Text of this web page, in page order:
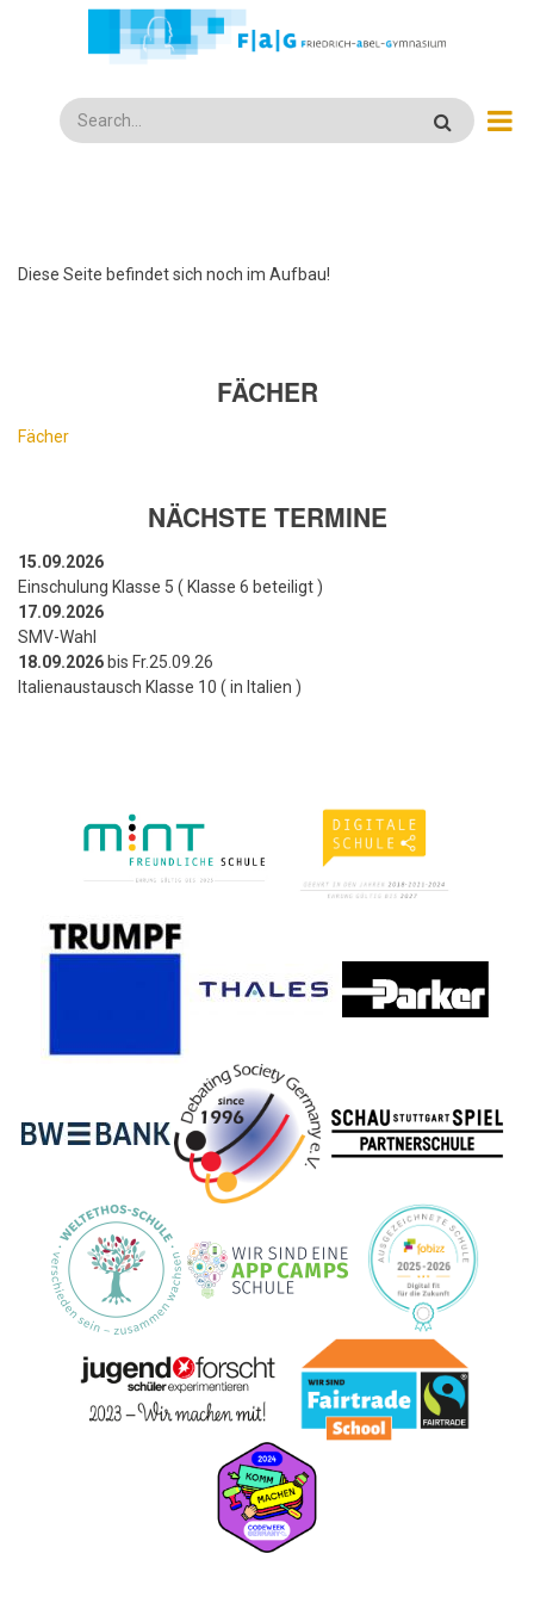
Search
Diese Seite befindet sich noch im Aufbau!
FÄCHER
Fächer
NÄCHSTE TERMINE
15.09.2026
Einschulung Klasse 5 ( Klasse 6 beteiligt )
17.09.2026
SMV-Wahl
18.09.2026 bis Fr.25.09.26
Italienaustausch Klasse 10 ( in Italien )